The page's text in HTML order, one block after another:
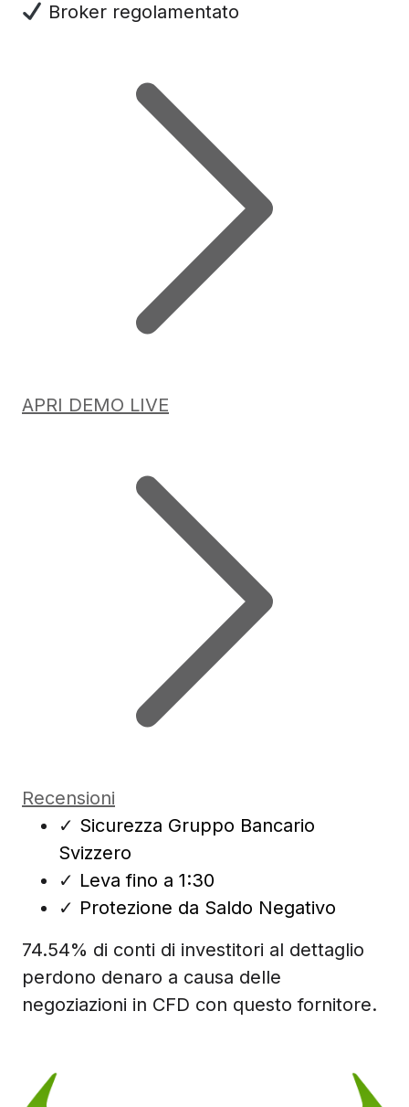
Broker regolamentato
APRI DEMO LIVE
Recensioni
✓ Sicurezza Gruppo Bancario
Svizzero
✓ Leva fino a 1:30
✓ Protezione da Saldo Negativo
74.54% di conti di investitori al dettaglio
perdono denaro a causa delle
negoziazioni in CFD con questo fornitore.